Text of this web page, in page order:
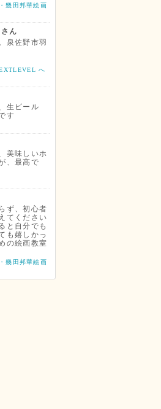
幾田邦華絵画
ん
泉佐野市羽
へ
生ビール
す
美味しいホ
、最高で
ず、初心者
てください
と自分でも
も嬉しかっ
の絵画教室
幾田邦華絵画